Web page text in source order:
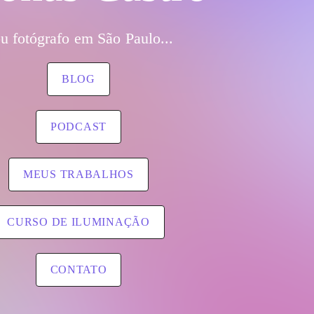
fotógrafo em São Paulo...
BLOG
PODCAST
MEUS TRABALHOS
CURSO DE ILUMINAÇÃO
CONTATO